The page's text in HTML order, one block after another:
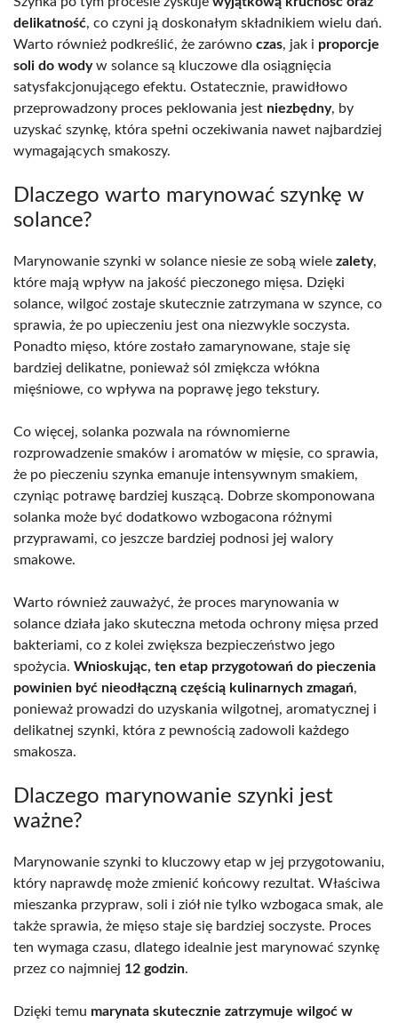
delikatność, co czyni ją doskonałym składnikiem wielu dań.
Warto również podkreślić, że zarówno czas, jak i proporcje
soli do wodyw solance są kluczowe dla osiągnięcia
satysfakcjonującego efektu. Ostatecznie, prawidłowo
przeprowadzony proces peklowania jest niezbędny, by
uzyskać szynkę, która spełni oczekiwania nawet najbardziej
wymagających smakoszy.
Dlaczego warto marynować szynkę w
solance?
Marynowanie szynki w solance niesie ze sobą wiele zalety,
które mają wpływ na jakość pieczonego mięsa. Dzięki
solance, wilgoć zostaje skutecznie zatrzymana w szynce, co
sprawia, że po upieczeniu jest ona niezwykle soczysta.
Ponadto mięso, które zostało zamarynowane, staje się
bardziej delikatne, ponieważ sól zmiękcza włókna
mięśniowe, co wpływa na poprawę jego tekstury.
Co więcej, solanka pozwala na równomierne
rozprowadzenie smaków i aromatów w mięsie, co sprawia,
że po pieczeniu szynka emanuje intensywnym smakiem,
czyniąc potrawę bardziej kuszącą. Dobrze skomponowana
solanka może być dodatkowo wzbogacona różnymi
przyprawami, co jeszcze bardziej podnosi jej walory
smakowe.
Warto również zauważyć, że proces marynowania w
solance działa jako skuteczna metoda ochrony mięsa przed
bakteriami, co z kolei zwiększa bezpieczeństwo jego
spożycia. Wnioskując, ten etap przygotowań do pieczenia
powinien być nieodłączną częścią kulinarnych zmagań,
ponieważ prowadzi do uzyskania wilgotnej, aromatycznej i
delikatnej szynki, która z pewnością zadowoli każdego
smakosza.
Dlaczego marynowanie szynki jest
ważne?
Marynowanie szynki to kluczowy etap w jej przygotowaniu,
który naprawdę może zmienić końcowy rezultat. Właściwa
mieszanka przypraw, soli i ziół nie tylko wzbogaca smak, ale
także sprawia, że mięso staje się bardziej soczyste. Proces
ten wymaga czasu, dlatego idealnie jest marynować szynkę
przez co najmniej 12 godzin.
Dzięki temu marynata skutecznie zatrzymuje wilgoć w